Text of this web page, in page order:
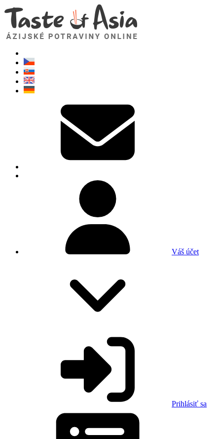
Váš účet
Prihlásiť sa
TasteOfAsia.sk
Neváhajte sa opýtať. Som tu pre vás!